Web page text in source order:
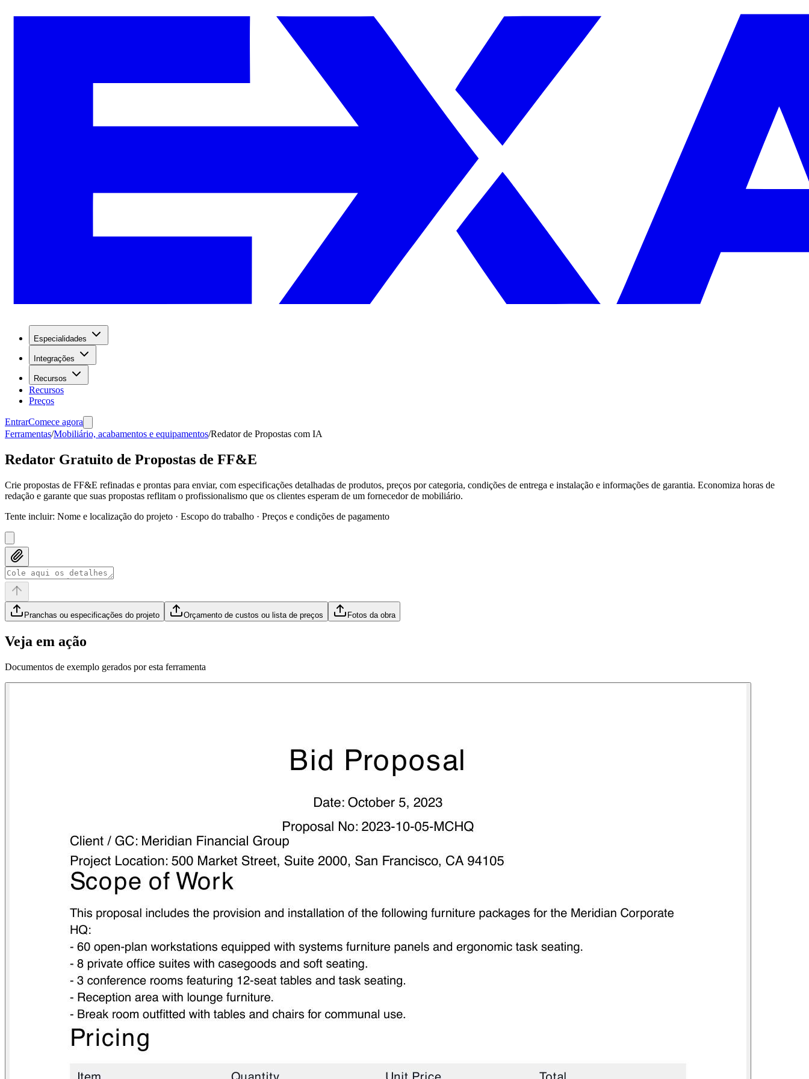
Especialidades
Integrações
Recursos
Recursos
Preços
EntrarComece agora
Ferramentas/Mobiliário, acabamentos e equipamentos/Redator de Propostas com IA
Redator Gratuito de Propostas de FF&E
Crie propostas de FF&E refinadas e prontas para enviar, com especificações detalhadas de produtos, preços por categoria, condições de entrega e instalação e informações de garantia. Economiza horas de
redação e garante que suas propostas reflitam o profissionalismo que os clientes esperam de um fornecedor de mobiliário.
Tente incluir: Nome e localização do projeto · Escopo do trabalho · Preços e condições de pagamento
Pranchas ou especificações do projeto Orçamento de custos ou lista de preços Fotos da obra
Veja em ação
Documentos de exemplo gerados por esta ferramenta